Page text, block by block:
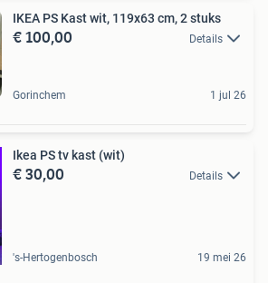
IKEA PS Kast wit, 119x63 cm, 2 stuks
€ 100,00 Details
Gorinchem 1 jul 26
Ikea PS tv kast (wit)
€ 30,00 Details
's-Hertogenbosch 19 mei 26